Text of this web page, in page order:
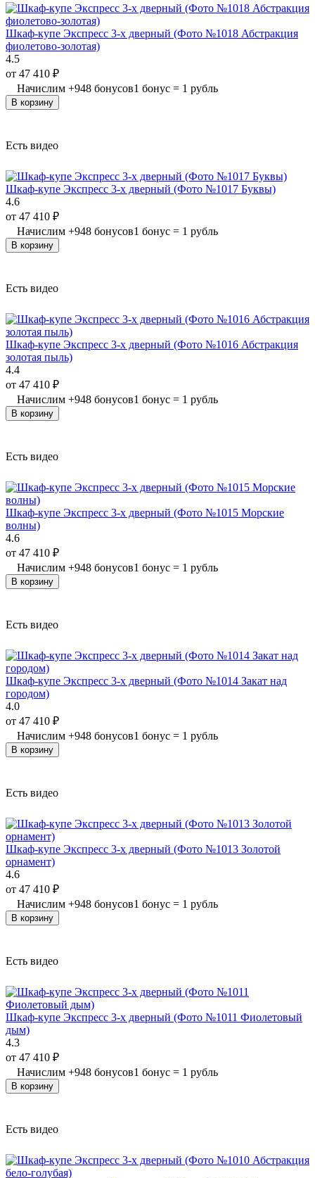
Шкаф-купе Экспресс 3-х дверный (Фото №1018 Абстракция
фиолетово-золотая)
4.5
от 47 410 ₽
Начислим +948 бонусов1 бонус = 1 рубль
В корзину
Есть видео
Шкаф-купе Экспресс 3-х дверный (Фото №1017 Буквы)
4.6
от 47 410 ₽
Начислим +948 бонусов1 бонус = 1 рубль
В корзину
Есть видео
Шкаф-купе Экспресс 3-х дверный (Фото №1016 Абстракция
золотая пыль)
4.4
от 47 410 ₽
Начислим +948 бонусов1 бонус = 1 рубль
В корзину
Есть видео
Шкаф-купе Экспресс 3-х дверный (Фото №1015 Морские
волны)
4.6
от 47 410 ₽
Начислим +948 бонусов1 бонус = 1 рубль
В корзину
Есть видео
Шкаф-купе Экспресс 3-х дверный (Фото №1014 Закат над
городом)
4.0
от 47 410 ₽
Начислим +948 бонусов1 бонус = 1 рубль
В корзину
Есть видео
Шкаф-купе Экспресс 3-х дверный (Фото №1013 Золотой
орнамент)
4.6
от 47 410 ₽
Начислим +948 бонусов1 бонус = 1 рубль
В корзину
Есть видео
Шкаф-купе Экспресс 3-х дверный (Фото №1011 Фиолетовый
дым)
4.3
от 47 410 ₽
Начислим +948 бонусов1 бонус = 1 рубль
В корзину
Есть видео